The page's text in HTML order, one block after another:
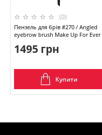
(0)
Пензель для брів #270 / Angled
eyebrow brush Make Up For Ever
1495 грн
Купити